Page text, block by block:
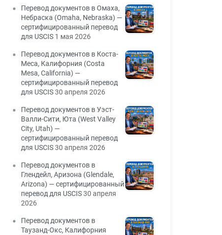
Перевод документов в Омаха,
Небраска (Omaha, Nebraska) —
сертифицированный перевод
для USCIS 1 мая 2026
Перевод документов в Коста-
Меса, Калифорния (Costa
Mesa, California) —
сертифицированный перевод
для USCIS30 апреля 2026
Перевод документов в Уэст-
Валли-Сити, Юта (West Valley
City, Utah) —
сертифицированный перевод
для USCIS30 апреля 2026
Перевод документов в
Глендейл, Аризона (Glendale,
Arizona) — сертифицированный
перевод для USCIS30 апреля
2026
Перевод документов в
Таузанд-Окс, Калифорния